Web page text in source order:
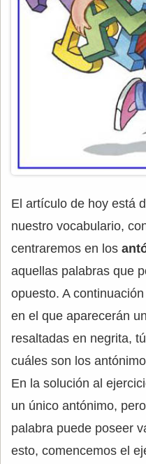
El artículo de hoy está
nuestro vocabulario,
centraremos en los
aquellas palabras que
opuesto. A
en el que aparecerán
resaltadas en negrita,
cuáles son los
En la solución al
un único antónimo,
palabra puede poseer
esto, comencemos el